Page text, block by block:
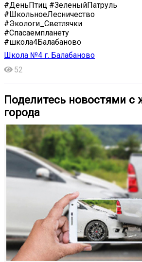
#ДеньПтиц #ЗеленыйПатруль
#ШкольноеЛесничество
#Экологи_Светлячки
#Спасаемпланету
#школа4Балабаново
Школа №4 г. Балабаново
52
Поделитесь новостями с
города